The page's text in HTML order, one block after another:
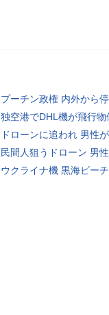
プーチン政権 内外から
独空港でDHL機が飛行物
ドローンに追われ 男性
民間人狙うドローン 男
ウクライナ機 黒海ビー